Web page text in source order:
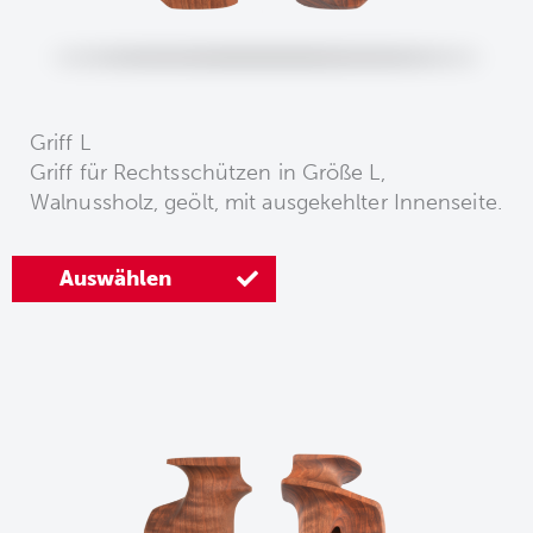
Griff L
Griff für Rechtsschützen in Größe L,
Walnussholz, geölt, mit ausgekehlter Innenseite.
Auswählen